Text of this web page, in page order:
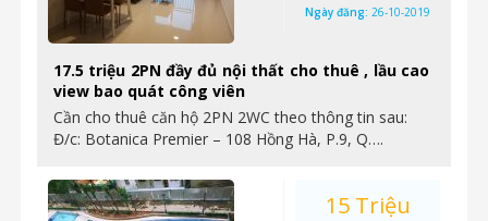
17.5 triệu 2PN đầy đủ nội thất cho thuê , lầu cao
view bao quát công viên
Cần cho thuê căn hộ 2PN 2WC theo thông tin sau:
Đ/c: Botanica Premier – 108 Hồng Hà, P.9, Q….
Ngày đăng: 26-10-2019
15 Triệu